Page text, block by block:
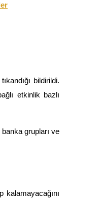
bildirildi.
etkinlik bazlı
grupları ve